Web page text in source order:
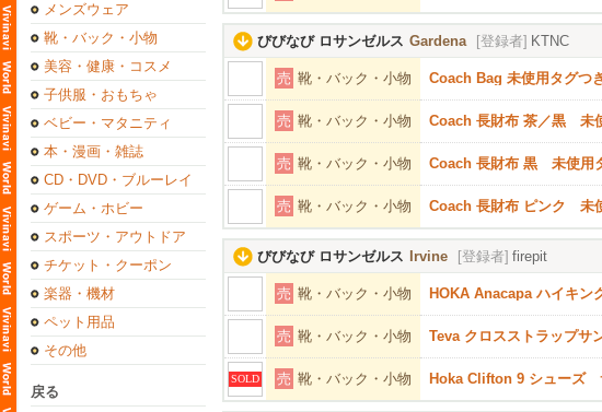
メンズウェア
靴・バック・小物
美容・健康・コスメ
子供服・おもちゃ
ベビー・マタニティ
本・漫画・雑誌
CD・DVD・ブルーレイ
ゲーム・ホビー
スポーツ・アウトドア
チケット・クーポン
楽器・機材
ペット用品
その他
戻る
びびなび ロサンゼルス Gardena [登録者] KTNC
売 靴・バック・小物 Coach Bag 未使用タグつ
売 靴・バック・小物 Coach 長財布 茶／黒 未
売 靴・バック・小物 Coach 長財布 黒 未使用
売 靴・バック・小物 Coach 長財布 ピンク 未
びびなび ロサンゼルス Irvine [登録者] firepit
売 靴・バック・小物 HOKA Anacapa ハイキン
売 靴・バック・小物 Teva クロスストラップサ
SOLD 売 靴・バック・小物 Hoka Clifton 9 シューズ